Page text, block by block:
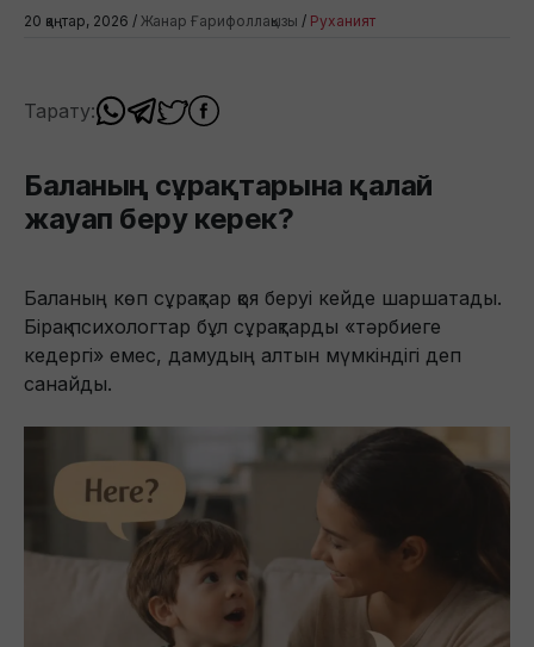
20 қаңтар, 2026 / Жанар Ғарифоллақызы / Руханият
Тарату:
Баланың сұрақтарына қалай
жауап беру керек?
Баланың көп сұрақтар қоя беруі кейде шаршатады.
Бірақ психологтар бұл сұрақтарды «тәрбиеге
кедергі» емес, дамудың алтын мүмкіндігі деп
санайды.